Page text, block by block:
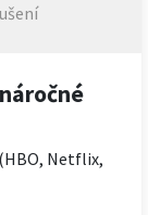
náročné
Netflix,